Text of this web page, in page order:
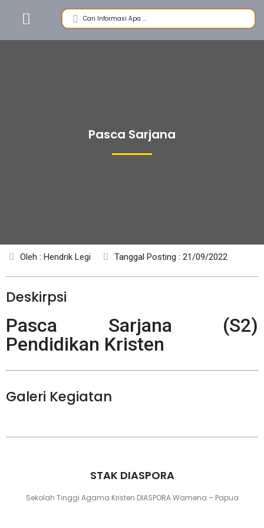
Pasca Sarjana
Oleh : Hendrik Legi Tanggal Posting : 21/09/2022
Deskirpsi
Pasca Sarjana (S2)
Pendidikan Kristen
Galeri Kegiatan
STAK DIASPORA
Sekolah Tinggi Agama Kristen DIASPORA Wamena – Papua